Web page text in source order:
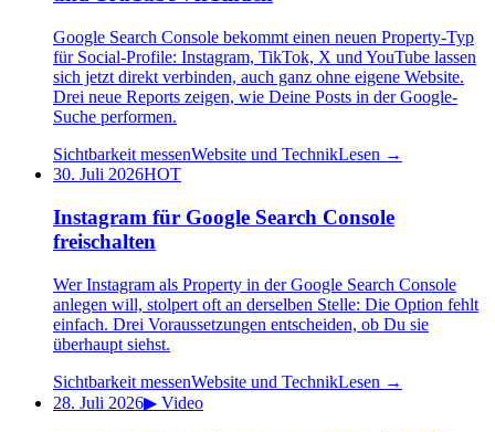
Google Search Console bekommt einen neuen Property-Typ
für Social-Profile: Instagram, TikTok, X und YouTube lassen
sich jetzt direkt verbinden, auch ganz ohne eigene Website.
Drei neue Reports zeigen, wie Deine Posts in der Google-
Suche performen.
Sichtbarkeit messenWebsite und TechnikLesen →
30. Juli 2026HOT
Instagram für Google Search Console
freischalten
Wer Instagram als Property in der Google Search Console
anlegen will, stolpert oft an derselben Stelle: Die Option fehlt
einfach. Drei Voraussetzungen entscheiden, ob Du sie
überhaupt siehst.
Sichtbarkeit messenWebsite und TechnikLesen →
28. Juli 2026▶ Video